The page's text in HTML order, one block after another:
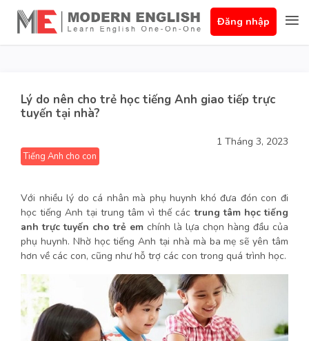
Đăng nhập
Lý do nên cho trẻ học tiếng Anh giao tiếp trực
tuyến tại nhà?
1 Tháng 3, 2023
Tiếng Anh cho con
Với nhiều lý do cá nhân mà phụ huynh khó đưa đón con đi
học tiếng Anh tại trung tâm vì thế cáctrung tâm học tiếng
anh trực tuyến cho trẻ em chính là lựa chọn hàng đầu của
phụ huynh. Nhờ học tiếng Anh tại nhà mà ba mẹ sẽ yên tâm
hơn về các con, cũng như hỗ trợ các con trong quá trình học.